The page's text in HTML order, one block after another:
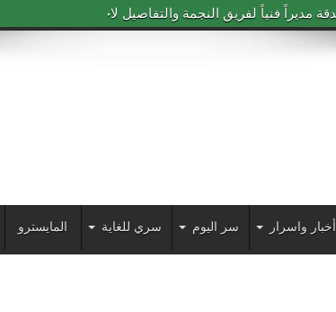
مديراً فنياً لفريق النجمة والتفاصيل لاحقاً
أخبار واسرار سر اليوم سري للغاية المايسترو